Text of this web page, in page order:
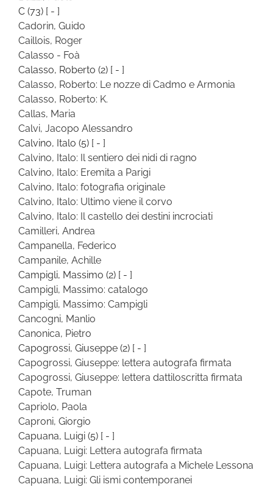
C (73) [ - ]
Cadorin, Guido
Caillois, Roger
Calasso - Foà
Calasso, Roberto (2) [ - ]
Calasso, Roberto: Le nozze di Cadmo e Armonia
Calasso, Roberto: K.
Callas, Maria
Calvi, Jacopo Alessandro
Calvino, Italo (5) [ - ]
Calvino, Italo: Il sentiero dei nidi di ragno
Calvino, Italo: Eremita a Parigi
Calvino, Italo: fotografia originale
Calvino, Italo: Ultimo viene il corvo
Calvino, Italo: Il castello dei destini incrociati
Camilleri, Andrea
Campanella, Federico
Campanile, Achille
Campigli, Massimo (2) [ - ]
Campigli, Massimo: catalogo
Campigli, Massimo: Campigli
Cancogni, Manlio
Canonica, Pietro
Capogrossi, Giuseppe (2) [ - ]
Capogrossi, Giuseppe: lettera autografa firmata
Capogrossi, Giuseppe: lettera dattiloscritta firmata
Capote, Truman
Capriolo, Paola
Caproni, Giorgio
Capuana, Luigi (5) [ - ]
Capuana, Luigi: Lettera autografa firmata
Capuana, Luigi: Lettera autografa a Michele Lessona
Capuana, Luigi: Gli ismi contemporanei